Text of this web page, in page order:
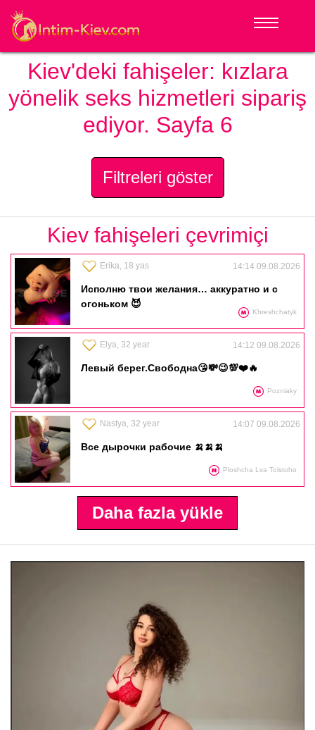
Kiev'deki fahişeler: kızlara
yönelik seks hizmetleri sipariş
ediyor. Sayfa 6
Filtreleri göster
Kiev fahişeleri çevrimiçi
Erika, 18 yas 14:14 09.08.2026
Khreshchatyk
Исполню твои желания… аккуратно и с
огоньком 😈
Elya, 32 year 14:12 09.08.2026
Pozniaky
Левый берег.Свободна😘💸😉💯❤️🔥
Nastya, 32 year 14:07 09.08.2026
Ploshcha Lva Tolstoho
Все дырочки рабочие 🍌🍌🍌
Daha fazla yükle